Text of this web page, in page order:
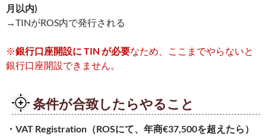
月以内)
→TINがROS内で発行される
※銀行口座開設に TIN が必要なため、ここまでやらないと
銀行口座開設できません。
条件が合致したらやること
・VAT Registration（ROSにて、年商€37,500を超えたら）